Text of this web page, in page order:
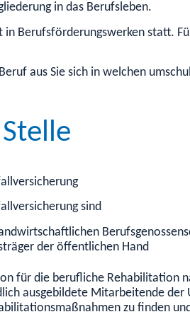
in das Berufsleben.
Berufsförderungswerken statt.
aus Sie sich in welchen
sind
der öffentlichen Hand
für die berufliche Rehabilitation
ausgebildete Mitarbeitende
zu finden